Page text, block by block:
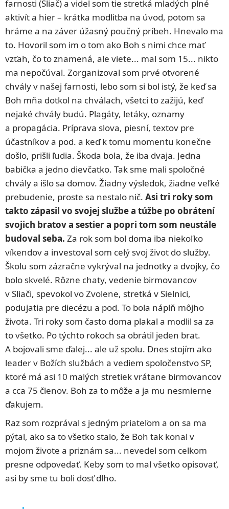
farnosti (Sliač) a videl som tie stretká mladých plné
aktivít a hier – krátka modlitba na úvod, potom sa
hráme a na záver úžasný poučný príbeh. Hnevalo ma
to. Hovoril som im o tom ako Boh s nimi chce mať
vzťah, čo to znamená, ale viete... mal som 15... nikto
ma nepočúval. Zorganizoval som prvé otvorené
chvály v našej farnosti, lebo som si bol istý, že keď sa
Boh mňa dotkol na chválach, všetci to zažijú, keď
nejaké chvály budú. Plagáty, letáky, oznamy
a propagácia. Príprava slova, piesní, textov pre
účastníkov a pod. a keď k tomu momentu konečne
došlo, prišli ľudia. Škoda bola, že iba dvaja. Jedna
babička a jedno dievčatko. Tak sme mali spoločné
chvály a išlo sa domov. Žiadny výsledok, žiadne veľké
prebudenie, proste sa nestalo nič. Asi tri roky som
takto zápasil vo svojej službe a túžbe po obrátení
svojich bratov a sestier a popri tom som neustále
budoval seba. Za rok som bol doma iba niekoľko
víkendov a investoval som celý svoj život do služby.
Školu som zázračne vykrýval na jednotky a dvojky, čo
bolo skvelé. Rôzne chaty, vedenie birmovancov
v Sliači, spevokol vo Zvolene, stretká v Sielnici,
podujatia pre diecézu a pod. To bola náplň môjho
života. Tri roky som často doma plakal a modlil sa za
to všetko. Po týchto rokoch sa obrátil jeden brat.
A bojovali sme ďalej... ale už spolu. Dnes stojím ako
leader v Božích službách a vediem spoločenstvo SP,
ktoré má asi 10 malých stretiek vrátane birmovancov
a cca 75 členov. Boh za to môže a ja mu nesmierne
ďakujem.
Raz som rozprával s jedným priateľom a on sa ma
pýtal, ako sa to všetko stalo, že Boh tak konal v
mojom živote a priznám sa... nevedel som celkom
presne odpovedať. Keby som to mal všetko opisovať,
asi by sme tu boli dosť dlho.